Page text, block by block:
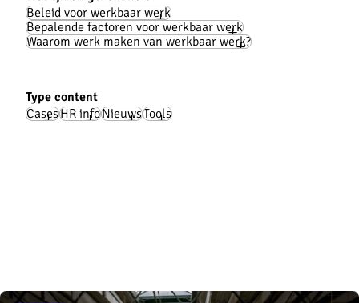
Beleid voor werkbaar werk
Bepalende factoren voor werkbaar werk
Waarom werk maken van werkbaar werk?
Type content
CasesHR infoNieuwsTools
Tools